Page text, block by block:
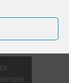
videót
állna